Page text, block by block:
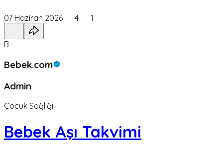
07 Haziran 2026 4 1
B
Bebek.com
Admin
Çocuk Sağlığı
Bebek Aşı Takvimi